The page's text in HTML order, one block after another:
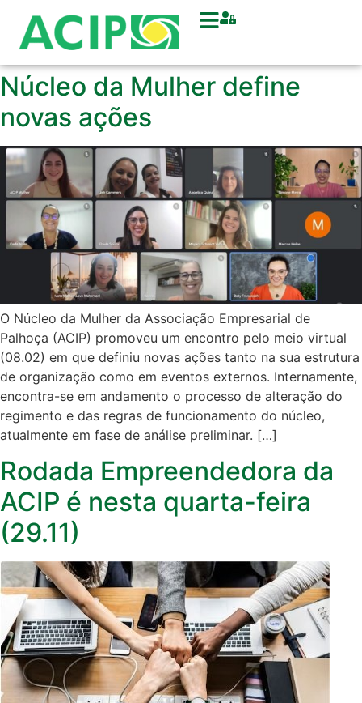
Núcleo da Mulher define
novas ações
O Núcleo da Mulher da Associação Empresarial de
Palhoça (ACIP) promoveu um encontro pelo meio virtual
(08.02) em que definiu novas ações tanto na sua estrutura
de organização como em eventos externos. Internamente,
encontra-se em andamento o processo de alteração do
regimento e das regras de funcionamento do núcleo,
atualmente em fase de análise preliminar. […]
Rodada Empreendedora da
ACIP é nesta quarta-feira
(29.11)